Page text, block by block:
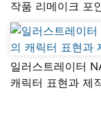
작품 리메이크 포
일러스트레이터
캐릭터 표현과 제